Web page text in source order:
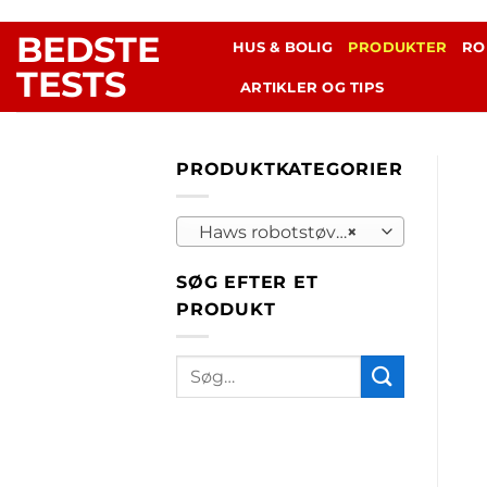
indhold
BEDSTE
TESTS
HUS & BOLIG PRODUKTER
ARTIKLER OG TIPS
PRODUKTKATEGORIER
×
Haws robotstøvsuger – Oplev smart rengøring til en skarp pris (5)
SØG EFTER ET
PRODUKT